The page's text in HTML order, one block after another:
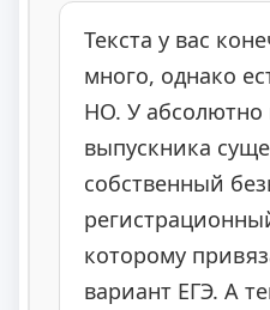
Текста у вас
много, однако
НО. У абсолютно
выпускника
собственный
которому
вариант ЕГЭ. А